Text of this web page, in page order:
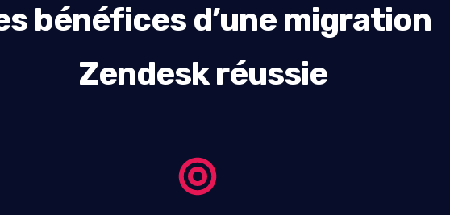
bénéfices d’une migration
Zendesk réussie